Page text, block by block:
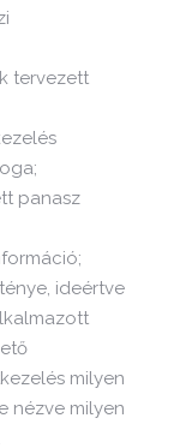
tervezett
panasz
ideértve
milyen
nézve milyen